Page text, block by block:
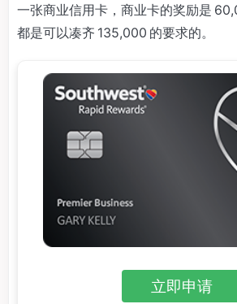
一张商业信用卡，商业卡的奖励是
都是可以凑齐 135,000 的要求的。
立即申请